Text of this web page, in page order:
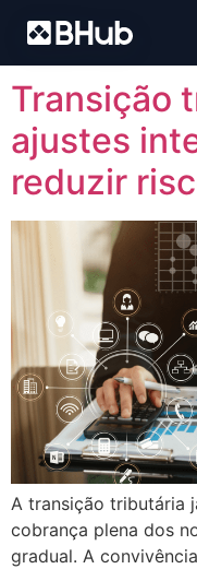
Tag:
Transição
ajustes
reduzir
A transição tributária
cobrança plena dos
gradual. A